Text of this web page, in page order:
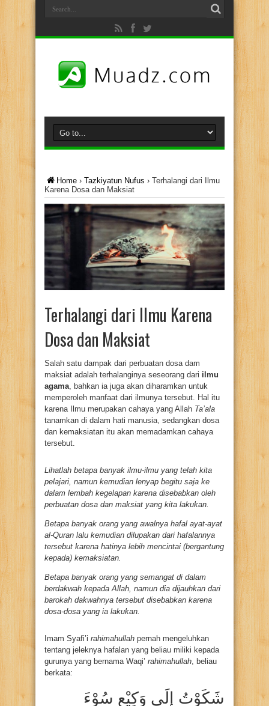
Home › Tazkiyatun Nufus › Terhalangi dari Ilmu
Karena Dosa dan Maksiat
Terhalangi dari Ilmu Karena
Dosa dan Maksiat
Salah satu dampak dari perbuatan dosa dam
maksiat adalah terhalanginya seseorang dari ilmu
agama, bahkan ia juga akan diharamkan untuk
memperoleh manfaat dari ilmunya tersebut. Hal itu
karena Ilmu merupakan cahaya yang Allah Ta’ala
tanamkan di dalam hati manusia, sedangkan dosa
dan kemaksiatan itu akan memadamkan cahaya
tersebut.
Lihatlah betapa banyak ilmu-ilmu yang telah kita
pelajari, namun kemudian lenyap begitu saja ke
dalam lembah kegelapan karena disebabkan oleh
perbuatan dosa dan maksiat yang kita lakukan.
Betapa banyak orang yang awalnya hafal ayat-ayat
al-Quran lalu kemudian dilupakan dari hafalannya
tersebut karena hatinya lebih mencintai (bergantung
kepada) kemaksiatan.
Betapa banyak orang yang semangat di dalam
berdakwah kepada Allah, namun dia dijauhkan dari
barokah dakwahnya tersebut disebabkan karena
dosa-dosa yang ia lakukan.
Imam Syafi’i rahimahullah pernah mengeluhkan
tentang jeleknya hafalan yang beliau miliki kepada
gurunya yang bernama Waqi’ rahimahullah, beliau
berkata:
شَكَوْتُ إِلَى وَكِيْعٍ سُوْءَ